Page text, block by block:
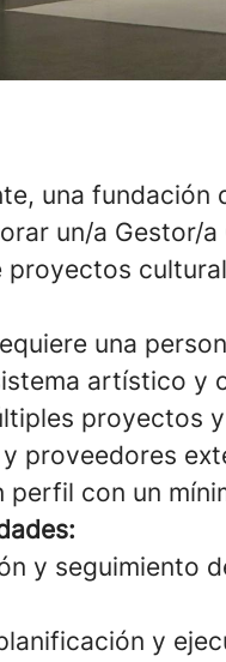
una fundación
un/a Gestor/
proyectos
una
artístico y
proyectos
proveedores
perfil con un
y seguimiento
y